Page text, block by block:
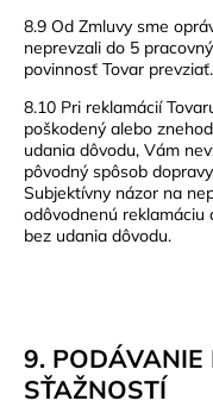
8.9 Od Zmluvy sme
neprevzali do 5
povinnosť Tovar prevziať.
8.10 Pri reklamácií
poškodený alebo
udania dôvodu, Vám
pôvodný spôsob
Subjektívny názor na
odôvodnenú reklamáciu
bez udania dôvodu.
9. PODÁVANIE
SŤAŽNOSTÍ